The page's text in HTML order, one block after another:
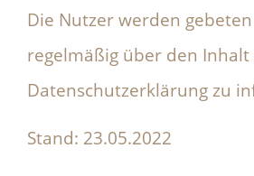
Die Nutzer werden
regelmäßig über den
Datenschutzerklärung zu
Stand: 23.05.2022